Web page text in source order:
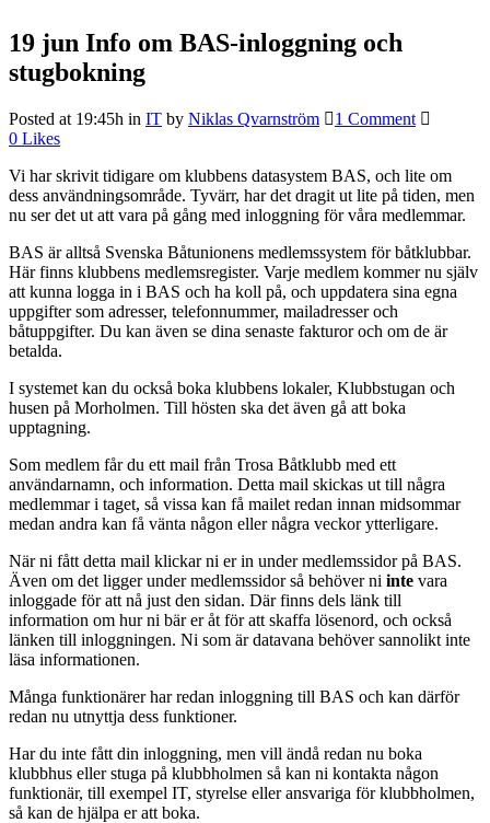
19 jun Info om BAS-inloggning och
stugbokning
Posted at 19:45h in IT by Niklas Qvarnström
1 Comment
0 Likes
Vi har skrivit tidigare om klubbens datasystem BAS, och lite om
dess användningsområde. Tyvärr, har det dragit ut lite på tiden, men
nu ser det ut att vara på gång med inloggning för våra medlemmar.
BAS är alltså Svenska Båtunionens medlemssystem för båtklubbar.
Här finns klubbens medlemsregister. Varje medlem kommer nu själv
att kunna logga in i BAS och ha koll på, och uppdatera sina egna
uppgifter som adresser, telefonnummer, mailadresser och
båtuppgifter. Du kan även se dina senaste fakturor och om de är
betalda.
I systemet kan du också boka klubbens lokaler, Klubbstugan och
husen på Morholmen. Till hösten ska det även gå att boka
upptagning.
Som medlem får du ett mail från Trosa Båtklubb med ett
användarnamn, och information. Detta mail skickas ut till några
medlemmar i taget, så vissa kan få mailet redan innan midsommar
medan andra kan få vänta någon eller några veckor ytterligare.
När ni fått detta mail klickar ni er in under medlemssidor på BAS.
Även om det ligger under medlemssidor så behöver ni inte vara
inloggade för att nå just den sidan. Där finns dels länk till
information om hur ni bär er åt för att skaffa lösenord, och också
länken till inloggningen. Ni som är datavana behöver sannolikt inte
läsa informationen.
Många funktionärer har redan inloggning till BAS och kan därför
redan nu utnyttja dess funktioner.
Har du inte fått din inloggning, men vill ändå redan nu boka
klubbhus eller stuga på klubbholmen så kan ni kontakta någon
funktionär, till exempel IT, styrelse eller ansvariga för klubbholmen,
så kan de hjälpa er att boka.